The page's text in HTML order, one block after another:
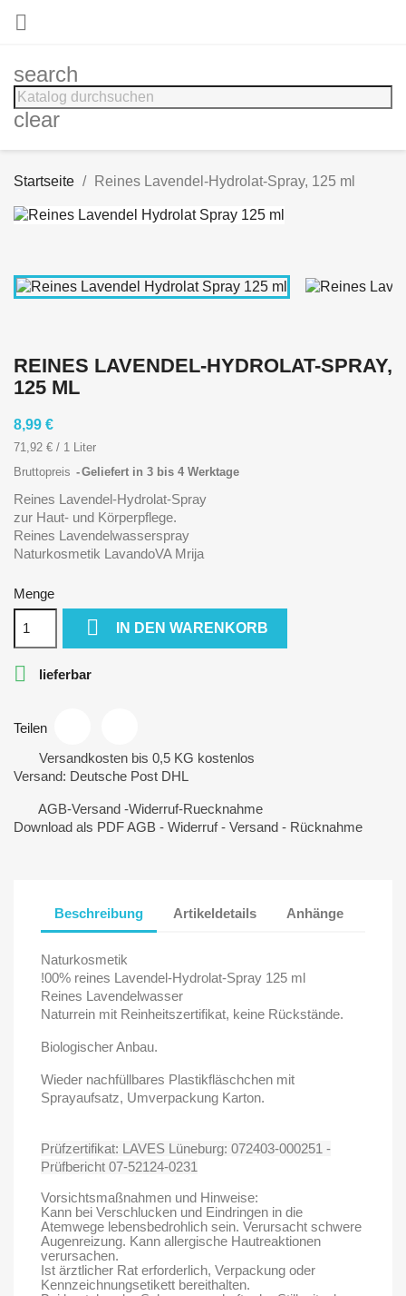

search
clear
Startseite Reines Lavendel-Hydrolat-Spray, 125 ml
REINES LAVENDEL-HYDROLAT-SPRAY,
125 ML
8,99 €
71,92 € / 1 Liter
Bruttopreis
Geliefert in 3 bis 4 Werktage
Reines Lavendel-Hydrolat-Spray
zur Haut- und Körperpflege.
Reines Lavendelwasserspray
Naturkosmetik LavandoVA Mrija
Menge
 IN DEN WARENKORB
 lieferbar
Teilen
Versandkosten bis 0,5 KG kostenlos
Versand: Deutsche Post DHL
AGB-Versand -Widerruf-Ruecknahme
Download als PDF AGB - Widerruf - Versand - Rücknahme
Beschreibung Artikeldetails Anhänge
Naturkosmetik
!00% reines Lavendel-Hydrolat-Spray 125 ml
Reines Lavendelwasser
Naturrein mit Reinheitszertifikat, keine Rückstände.
Biologischer Anbau.
Wieder nachfüllbares Plastikfläschchen mit
Sprayaufsatz, Umverpackung Karton.
Prüfzertifikat: LAVES Lüneburg: 072403-000251 -
Prüfbericht 07-52124-0231
Vorsichtsmaßnahmen und Hinweise:
Kann bei Verschlucken und Eindringen in die
Atemwege lebensbedrohlich sein. Verursacht schwere
Augenreizung. Kann allergische Hautreaktionen
verursachen.
Ist ärztlicher Rat erforderlich, Verpackung oder
Kennzeichnungsetikett bereithalten.